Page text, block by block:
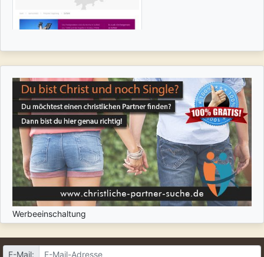
Werbeeinschaltung
E-Mail: